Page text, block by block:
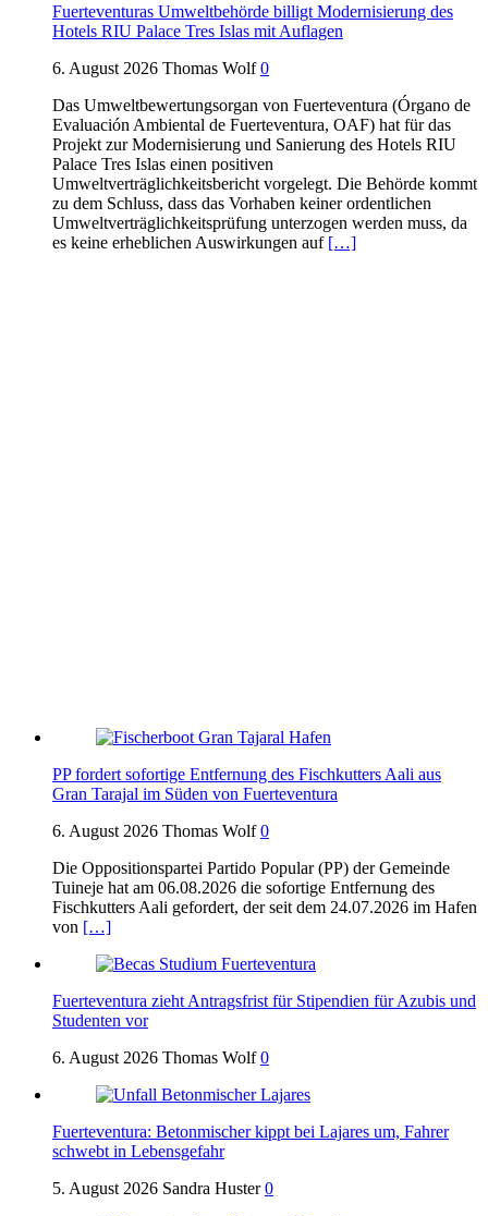
Fuerteventuras Umweltbehörde billigt Modernisierung des
Hotels RIU Palace Tres Islas mit Auflagen
6. August 2026 Thomas Wolf 0
Das Umweltbewertungsorgan von Fuerteventura (Órgano de
Evaluación Ambiental de Fuerteventura, OAF) hat für das
Projekt zur Modernisierung und Sanierung des Hotels RIU
Palace Tres Islas einen positiven
Umweltverträglichkeitsbericht vorgelegt. Die Behörde kommt
zu dem Schluss, dass das Vorhaben keiner ordentlichen
Umweltverträglichkeitsprüfung unterzogen werden muss, da
es keine erheblichen Auswirkungen auf […]
PP fordert sofortige Entfernung des Fischkutters Aali aus
Gran Tarajal im Süden von Fuerteventura
6. August 2026 Thomas Wolf 0
Die Oppositionspartei Partido Popular (PP) der Gemeinde
Tuineje hat am 06.08.2026 die sofortige Entfernung des
Fischkutters Aali gefordert, der seit dem 24.07.2026 im Hafen
von […]
Fuerteventura zieht Antragsfrist für Stipendien für Azubis und
Studenten vor
6. August 2026 Thomas Wolf 0
Fuerteventura: Betonmischer kippt bei Lajares um, Fahrer
schwebt in Lebensgefahr
5. August 2026 Sandra Huster 0